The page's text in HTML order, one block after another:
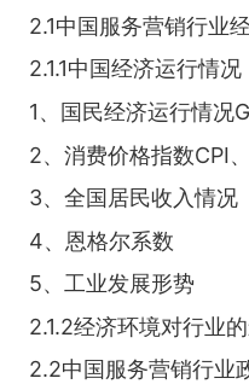
2.1中国服务营销行业
2.1.1中国经济运行情况
1、国民经济运行情况
2、消费价格指数CPI
3、全国居民收入情况
4、恩格尔系数
5、工业发展形势
2.1.2经济环境对行业
2.2中国服务营销行业